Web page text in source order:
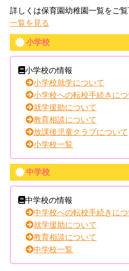
詳しくは保育園幼稚園一覧をご覧
一覧を見る
小学校
小学校の情報
小学校就学について
小学校への転校手続きにつ
就学援助について
教育相談について
放課後児童クラブについて
小学校一覧
中学校
中学校の情報
中学校への転校手続きにつ
就学援助について
教育相談について
中学校一覧